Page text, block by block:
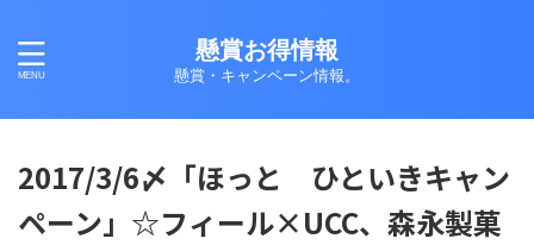
懸賞お得情報
懸賞・キャンペーン情報。
2017/3/6〆「ほっと ひといきキャン
ペーン」☆フィール×UCC、森永製菓